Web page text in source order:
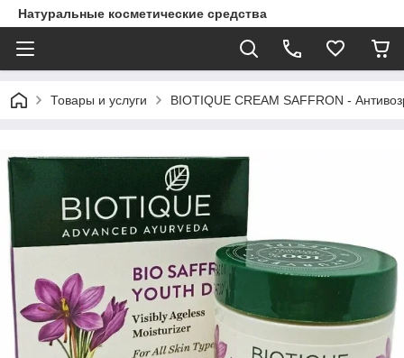
Натуральные косметические средства
Товары и услуги BIOTIQUE CREAM SAFFRON -